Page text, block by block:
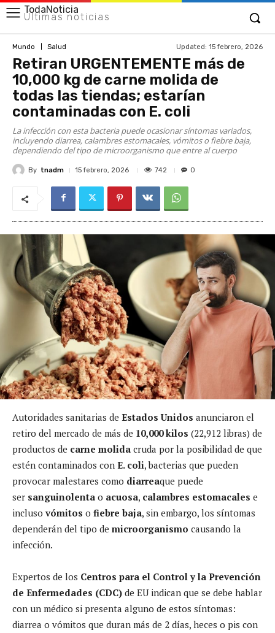
TodaNoticia
Últimas noticias
Mundo Salud Updated: 15 febrero, 2026
Retiran URGENTEMENTE más de
10,000 kg de carne molida de
todas las tiendas; estarían
contaminadas con E. coli
La infección con esta bacteria puede ocasionar síntomas variados,
incluyendo diarrea, calambres estomacales, vómitos o fiebre baja,
dependiendo del tipo de microorganismo que entre al cuerpo
By tnadm 15 febrero, 2026 742 0
Autoridades sanitarias de Estados Unidos anunciaron el
retiro del mercado de más de 10,000 kilos (22,912 libras) de
productos de carne molida cruda por la posibilidad de que
estén contaminados con E. coli, bacterias que pueden
provocar malestares como diarreaque puede
ser sanguinolenta o acuosa, calambres estomacales e
incluso vómitos o fiebre baja, sin embargo, los síntomas
dependerán del tipo de microorganismo causando la
infección.
Expertos de los Centros para el Control y la Prevención
de Enfermedades (CDC) de EU indican que se debe hablar
con un médico si presenta alguno de estos síntomas:
diarrea o vómitos que duran más de 2 días, heces o pis con